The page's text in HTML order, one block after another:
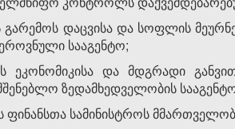
გარემოს დაცვისა და სოფლის
ეროვნული სააგენტო;
ეკონომიკისა და მდგრადი
ზედამხედველობის
ფინანსთა სამინისტროს